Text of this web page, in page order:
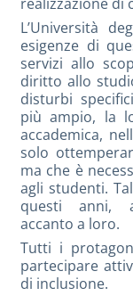
L’Università
esigenze di
servizi allo
diritto allo
disturbi
più ampio, la
accademica,
solo
ma che è
agli studenti.
questi anni,
accanto a loro.
Tutti i
partecipare
di inclusione.